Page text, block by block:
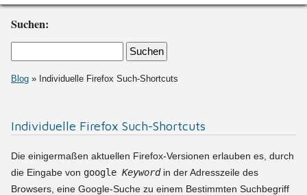
Suchen:
Blog » Individuelle Firefox Such-Shortcuts
Individuelle Firefox Such-Shortcuts
Die einigermaßen aktuellen Firefox-Versionen erlauben es, durch
die Eingabe von google Keywordin der Adresszeile des
Browsers, eine Google-Suche zu einem Bestimmten Suchbegriff